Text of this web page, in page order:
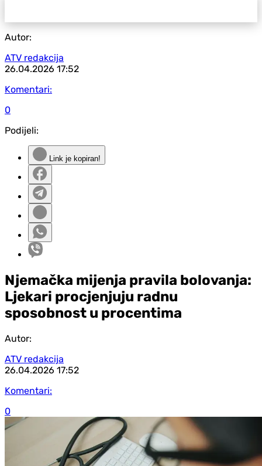
Autor:
ATV redakcija
26.04.2026 17:52
Komentari:
0
Podijeli:
Link je kopiran!
Njemačka mijenja pravila bolovanja:
Ljekari procjenjuju radnu
sposobnost u procentima
Autor:
ATV redakcija
26.04.2026 17:52
Komentari:
0